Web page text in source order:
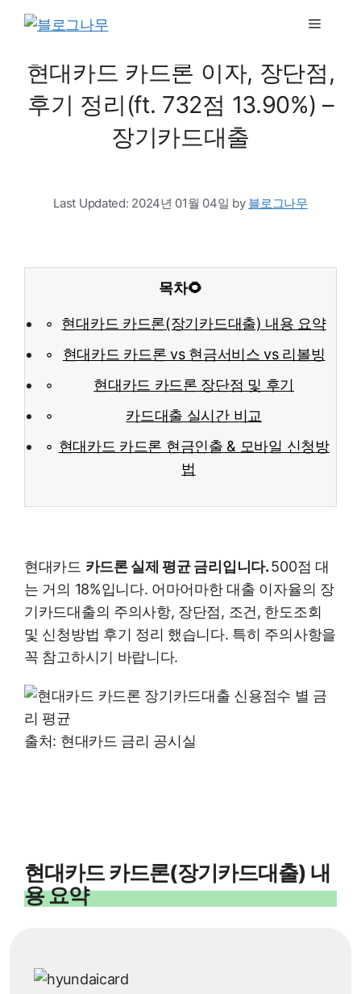
Menu
현대카드 카드론 이자, 장단점,
후기 정리(ft. 732점 13.90%) –
장기카드대출
Last Updated: 2024년 01월 04일 by 블로그나무
목차🌻
현대카드 카드론(장기카드대출) 내용 요약
현대카드 카드론 vs 현금서비스 vs 리볼빙
현대카드 카드론 장단점 및 후기
카드대출 실시간 비교
현대카드 카드론 현금인출 & 모바일 신청방
법
현대카드 카드론 실제 평균 금리입니다.500점 대
는 거의 18%입니다. 어마어마한 대출 이자율의 장
기카드대출의 주의사항, 장단점, 조건, 한도조회
및 신청방법 후기 정리 했습니다. 특히 주의사항을
꼭 참고하시기 바랍니다.
출처: 현대카드 금리 공시실
현대카드 카드론(장기카드대출) 내
용 요약